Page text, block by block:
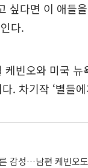
싶다면 이 애들
다.
빈오와 미국
. 차기작 ‘별들
감성…남편 케빈오도